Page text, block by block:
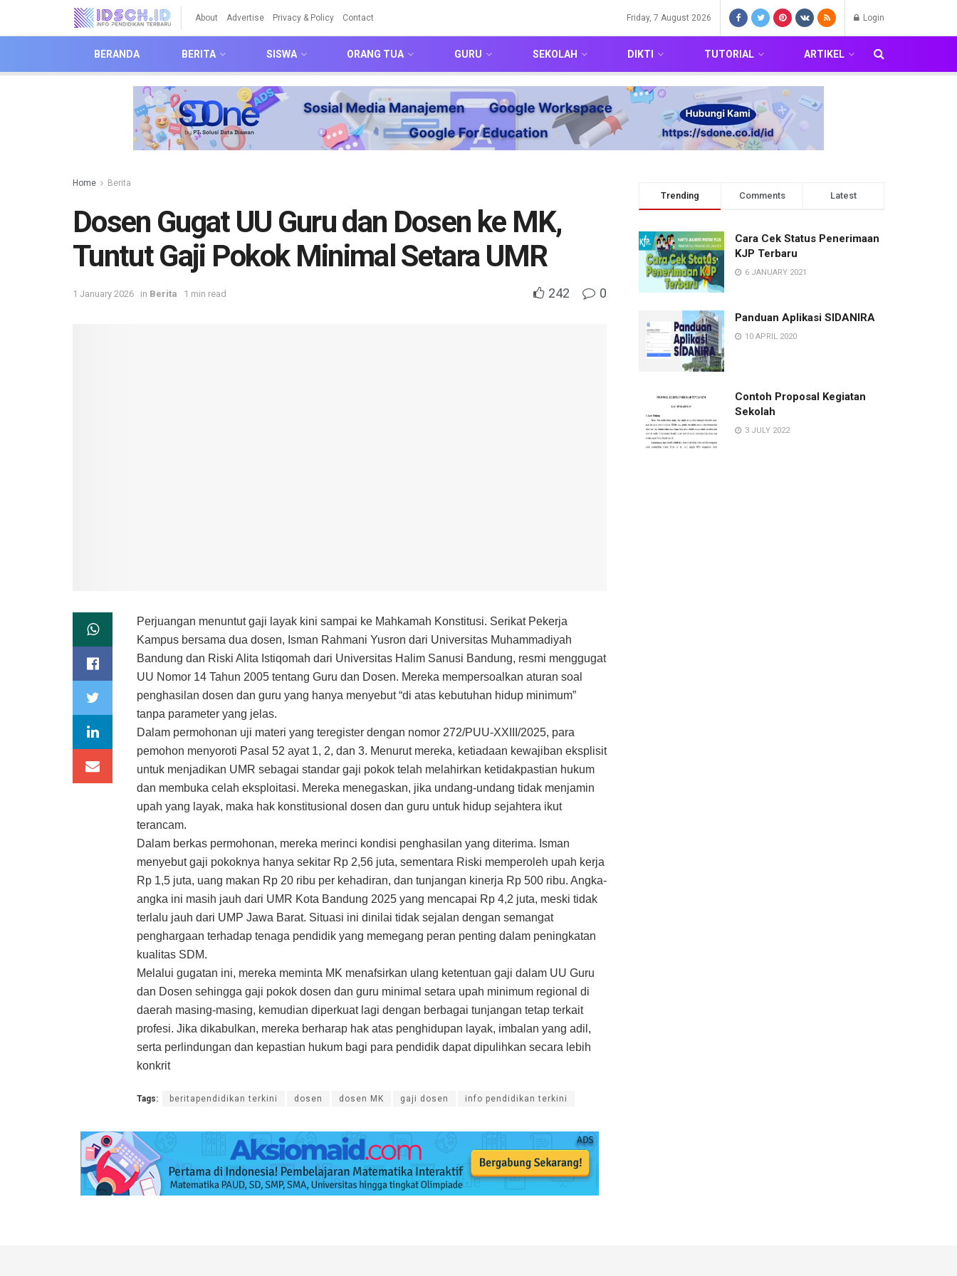
About Advertise Privacy & Policy Contact Friday, 7 August 2026 Login
BERANDA BERITA SISWA ORANG TUA GURU SEKOLAH DIKTI TUTORIAL ARTIKEL
Home Berita
Dosen Gugat UU Guru dan Dosen ke MK,
Tuntut Gaji Pokok Minimal Setara UMR
1 January 2026 in Berita 1 min read 242 0
Perjuangan menuntut gaji layak kini sampai ke Mahkamah Konstitusi. Serikat Pekerja
Kampus bersama dua dosen, Isman Rahmani Yusron dari Universitas Muhammadiyah
Bandung dan Riski Alita Istiqomah dari Universitas Halim Sanusi Bandung, resmi menggugat
UU Nomor 14 Tahun 2005 tentang Guru dan Dosen. Mereka mempersoalkan aturan soal
penghasilan dosen dan guru yang hanya menyebut “di atas kebutuhan hidup minimum”
tanpa parameter yang jelas.
Dalam permohonan uji materi yang teregister dengan nomor 272/PUU-XXIII/2025, para
pemohon menyoroti Pasal 52 ayat 1, 2, dan 3. Menurut mereka, ketiadaan kewajiban eksplisit
untuk menjadikan UMR sebagai standar gaji pokok telah melahirkan ketidakpastian hukum
dan membuka celah eksploitasi. Mereka menegaskan, jika undang-undang tidak menjamin
upah yang layak, maka hak konstitusional dosen dan guru untuk hidup sejahtera ikut
terancam.
Dalam berkas permohonan, mereka merinci kondisi penghasilan yang diterima. Isman
menyebut gaji pokoknya hanya sekitar Rp 2,56 juta, sementara Riski memperoleh upah kerja
Rp 1,5 juta, uang makan Rp 20 ribu per kehadiran, dan tunjangan kinerja Rp 500 ribu. Angka-
angka ini masih jauh dari UMR Kota Bandung 2025 yang mencapai Rp 4,2 juta, meski tidak
terlalu jauh dari UMP Jawa Barat. Situasi ini dinilai tidak sejalan dengan semangat
penghargaan terhadap tenaga pendidik yang memegang peran penting dalam peningkatan
kualitas SDM.
Melalui gugatan ini, mereka meminta MK menafsirkan ulang ketentuan gaji dalam UU Guru
dan Dosen sehingga gaji pokok dosen dan guru minimal setara upah minimum regional di
daerah masing-masing, kemudian diperkuat lagi dengan berbagai tunjangan tetap terkait
profesi. Jika dikabulkan, mereka berharap hak atas penghidupan layak, imbalan yang adil,
serta perlindungan dan kepastian hukum bagi para pendidik dapat dipulihkan secara lebih
konkrit
Tags: beritapendidikan terkini dosen dosen MK gaji dosen info pendidikan terkini
Trending Comments Latest
Cara Cek Status Penerimaan
KJP Terbaru
6 JANUARY 2021
Panduan Aplikasi SIDANIRA
10 APRIL 2020
Contoh Proposal Kegiatan
Sekolah
3 JULY 2022